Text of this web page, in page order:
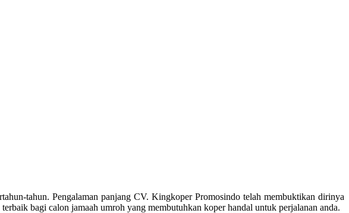
tahun. Pengalaman panjang CV. Kingkoper Promosindo telah membuktikan dirinya
bagi calon jamaah umroh yang membutuhkan koper handal untuk perjalanan anda.